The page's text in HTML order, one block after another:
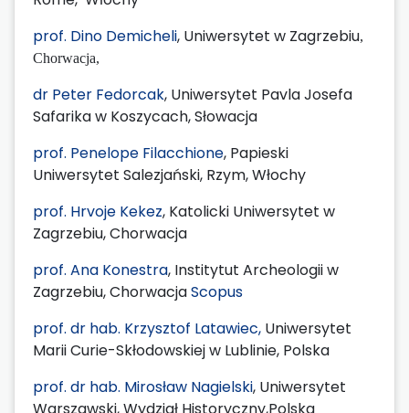
prof. Dino Demicheli, Uniwersytet w Zagrzebiu,
Chorwacja,
dr Peter Fedorcak, Uniwersytet Pavla Josefa
Safarika w Koszycach, Słowacja
prof. Penelope Filacchione, Papieski
Uniwersytet Salezjański, Rzym, Włochy
prof. Hrvoje Kekez, Katolicki Uniwersytet w
Zagrzebiu, Chorwacja
prof. Ana Konestra, Institytut Archeologii w
Zagrzebiu, ChorwacjaScopus
prof. dr hab. Krzysztof Latawiec, Uniwersytet
Marii Curie-Skłodowskiej w Lublinie, Polska
prof. dr hab. Mirosław Nagielski, Uniwersytet